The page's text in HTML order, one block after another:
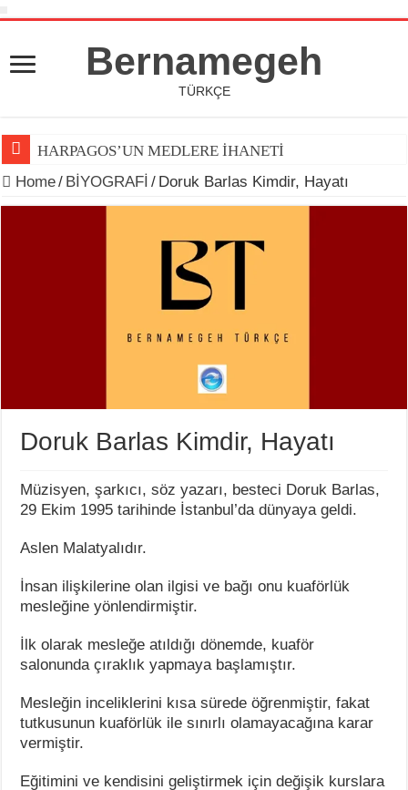
Bernamegeh
TÜRKÇE
HARPAGOS’UN MEDLERE İHANETİ
Home/ BİYOGRAFİ / Doruk Barlas Kimdir, Hayatı
Doruk Barlas Kimdir, Hayatı
Müzisyen, şarkıcı, söz yazarı, besteci Doruk Barlas,
29 Ekim 1995 tarihinde İstanbul’da dünyaya geldi.
Aslen Malatyalıdır.
İnsan ilişkilerine olan ilgisi ve bağı onu kuaförlük
mesleğine yönlendirmiştir.
İlk olarak mesleğe atıldığı dönemde, kuaför
salonunda çıraklık yapmaya başlamıştır.
Mesleğin inceliklerini kısa sürede öğrenmiştir, fakat
tutkusunun kuaförlük ile sınırlı olamayacağına karar
vermiştir.
Eğitimini ve kendisini geliştirmek için değişik kurslara